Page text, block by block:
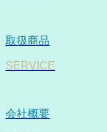
取扱商品
SERVICE
会社概要